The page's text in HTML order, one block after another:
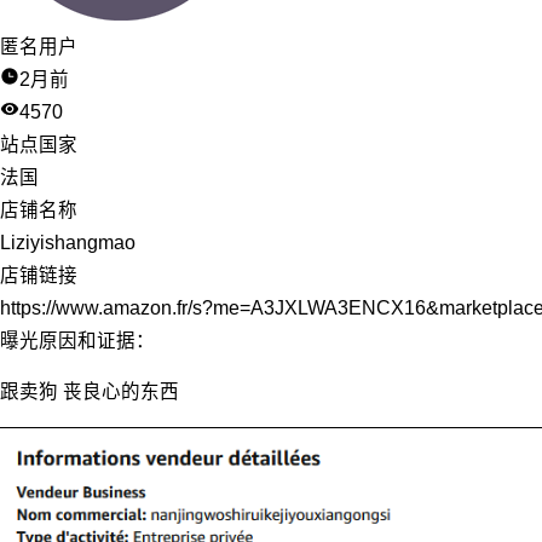
匿名用户
2月前
4570
站点国家
法国
店铺名称
Liziyishangmao
店铺链接
https://www.amazon.fr/
曝光原因和证据：
跟卖狗 丧良心的东西